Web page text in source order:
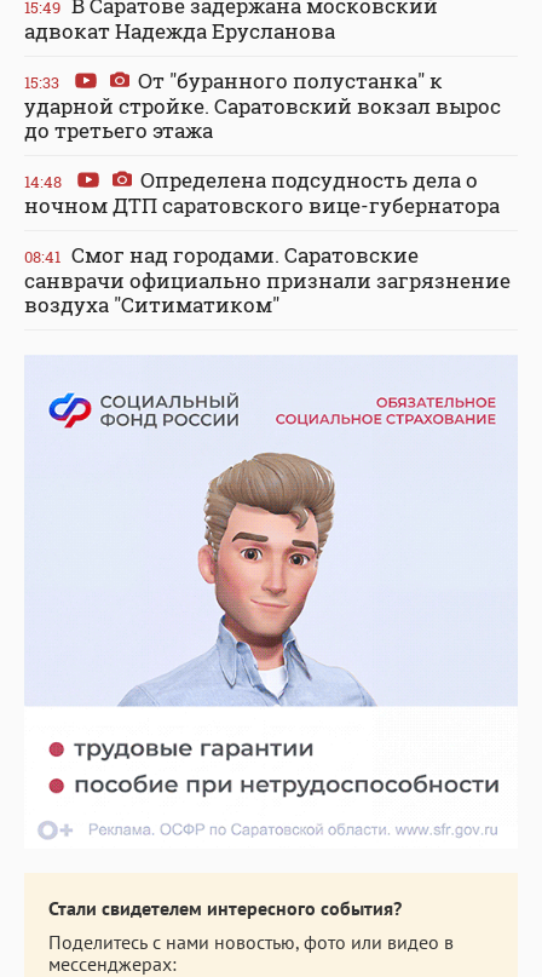
15:49
адвокат Надежда Ерусланова
15:33
От "буранного полустанка" к
ударной стройке. Саратовский вокзал вырос
до третьего этажа
14:48
Определена подсудность дела о
ночном ДТП саратовского вице-губернатора
08:41 Смог над городами. Саратовские
санврачи официально признали загрязнение
воздуха "Ситиматиком"
Стали свидетелем интересного события?
Поделитесь с нами новостью, фото или видео в
мессенджерах: